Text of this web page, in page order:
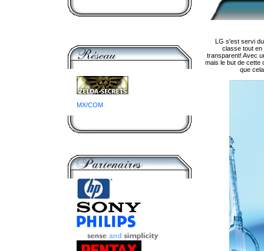
MX/COM
LG s'est servi
classe tout en
transparent! Avec
mais le but de cette
que